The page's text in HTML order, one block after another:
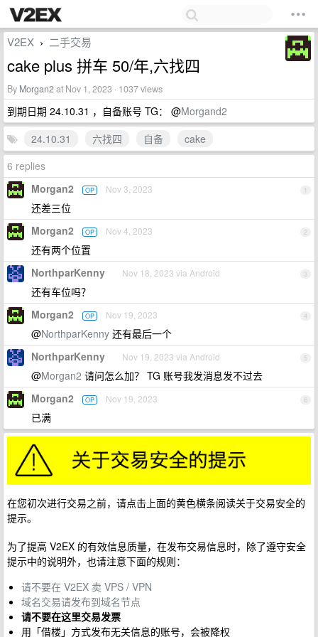
V2EX › 二手交易
cake plus 拼车 50/年,六找四
By Morgan2at Nov 1, 2023 · 1037 views
到期日期 24.10.31 ，自备账号 TG： @Morgand2
24.10.31
六找四 自备
cake
6 replies
1
Morgan2 OP Nov 3, 2023
还差三位
2
Morgan2 OP Nov 4, 2023
还有两个位置
3
NorthparKenny Nov 18, 2023 via Android
还有车位吗？
4
Morgan2 OP Nov 19, 2023
@NorthparKenny 还有最后一个
5
NorthparKenny Nov 19, 2023 via Android
@Morgan2 请问怎么加？ TG 账号我发消息发不过去
6
Morgan2 OP Nov 19, 2023
已满
在您初次进行交易之前，请点击上面的黄色横条阅读关于交易安全的
提示。
为了提高 V2EX 的有效信息质量，在发布交易信息时，除了遵守安全
提示中的说明外，也请注意下面的规则：
请不要在 V2EX 卖 VPS / VPN
域名交易请发布到域名节点
请不要在这里交易发票
用「借楼」方式发布无关信息的账号，会被降权